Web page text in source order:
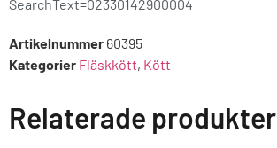
SearchText=02330142900004
Artikelnummer 60395
Kategorier Fläskkött, Kött
Relaterade produkter